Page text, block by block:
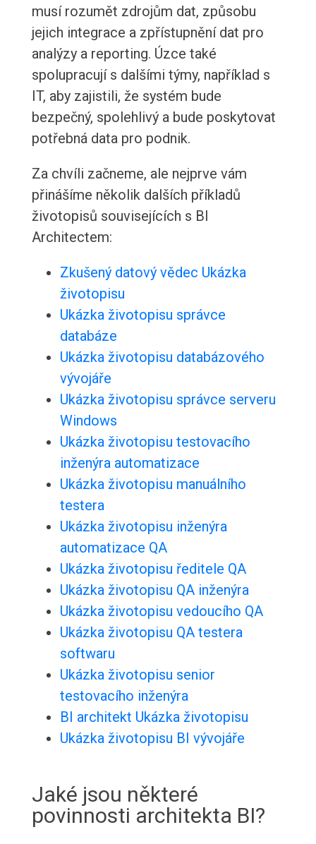
musí rozumět zdrojům dat, způsobu
jejich integrace a zpřístupnění dat pro
analýzy a reporting. Úzce také
spolupracují s dalšími týmy, například s
IT, aby zajistili, že systém bude
bezpečný, spolehlivý a bude poskytovat
potřebná data pro podnik.
Za chvíli začneme, ale nejprve vám
přinášíme několik dalších příkladů
životopisů souvisejících s BI
Architectem:
Zkušený datový vědec Ukázka
životopisu
Ukázka životopisu správce
databáze
Ukázka životopisu databázového
vývojáře
Ukázka životopisu správce serveru
Windows
Ukázka životopisu testovacího
inženýra automatizace
Ukázka životopisu manuálního
testera
Ukázka životopisu inženýra
automatizace QA
Ukázka životopisu ředitele QA
Ukázka životopisu QA inženýra
Ukázka životopisu vedoucího QA
Ukázka životopisu QA testera
softwaru
Ukázka životopisu senior
testovacího inženýra
BI architekt Ukázka životopisu
Ukázka životopisu BI vývojáře
Jaké jsou některé
povinnosti architekta BI?